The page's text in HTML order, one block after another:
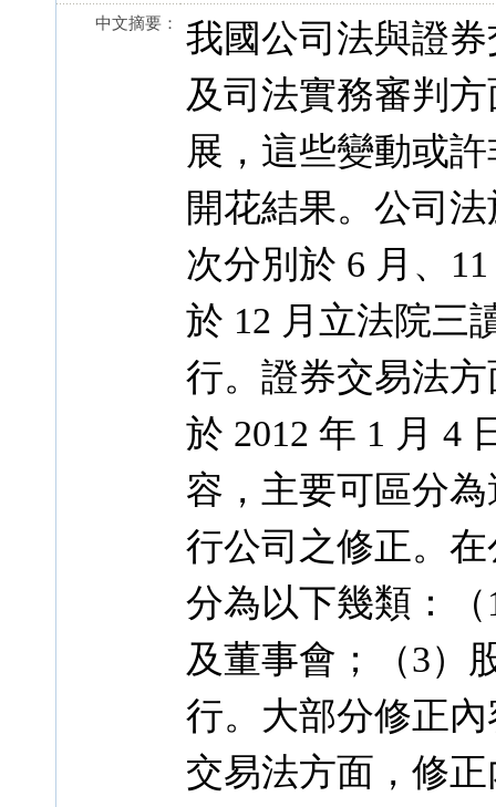
中文摘要：
我國公司法與證
及司法實務審判
展，這些變動或
開花結果。公司
次分別於 6 月、
於 12 月立法院三
行。證券交易法
於 2012 年 1 月 4
容，主要可區分
行公司之修正。
分為以下幾類：
及董事會；（3）
行。大部分修正
交易法方面，修